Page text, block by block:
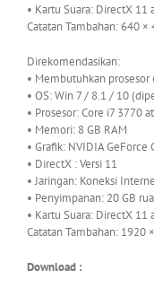
• Kartu Suara: DirectX 11
Catatan Tambahan: 640
Direkomendasikan:
• Membutuhkan
• OS: Win 7 / 8.1 / 10
• Prosesor: Core i7 3770
• Memori: 8 GB RAM
• Grafik: NVIDIA
• DirectX : Versi 11
• Jaringan: Koneksi
• Penyimpanan: 20 GB
• Kartu Suara: DirectX 11
Catatan Tambahan: 1920
Download :